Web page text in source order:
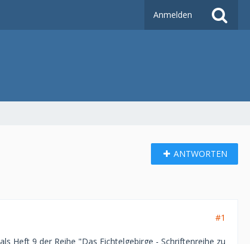
Anmelden
ANTWORTEN
#1
Heft 9 der Reihe "Das Fichtelgebirge - Schriftenreihe zu